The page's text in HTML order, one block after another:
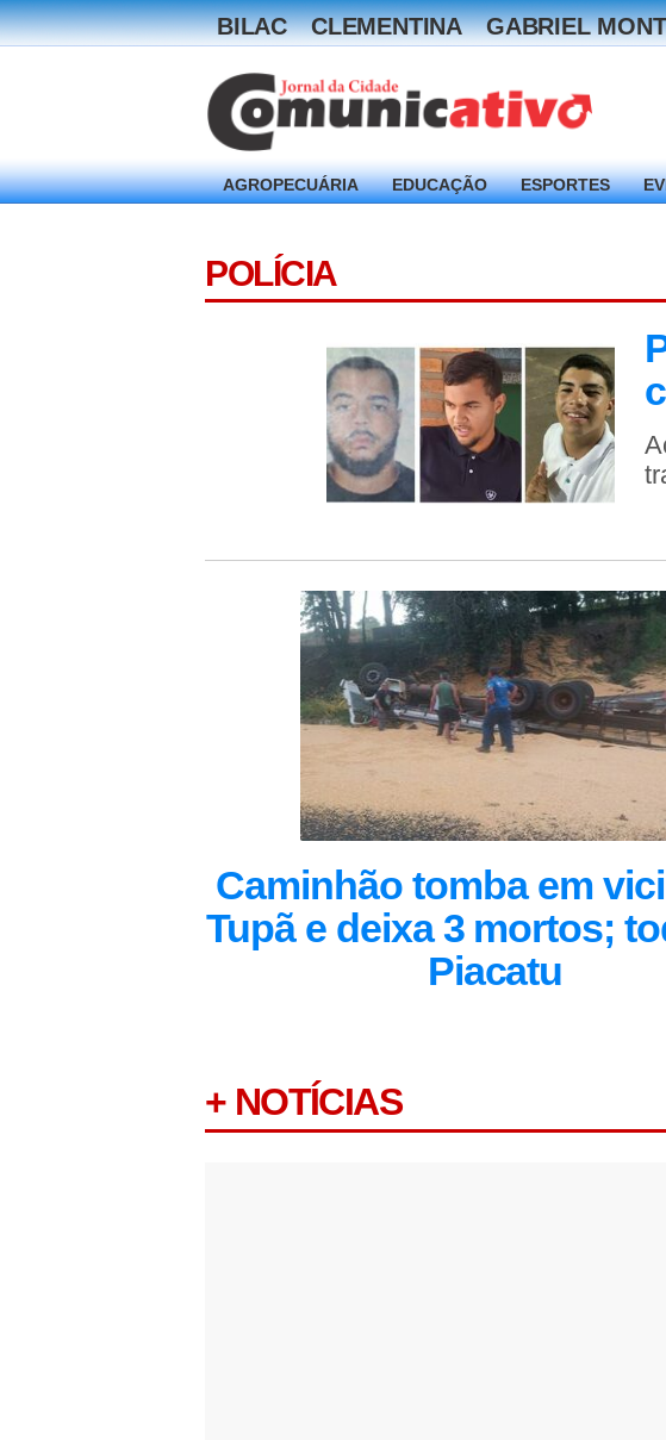
BILAC CLEMENTINA GABRIEL
AGROPECUÁRIA EDUCAÇÃO ESPORTES
POLÍCIA
Caminhão tomba em
Tupã e deixa 3 mortos;
Piacatu
+ NOTÍCIAS